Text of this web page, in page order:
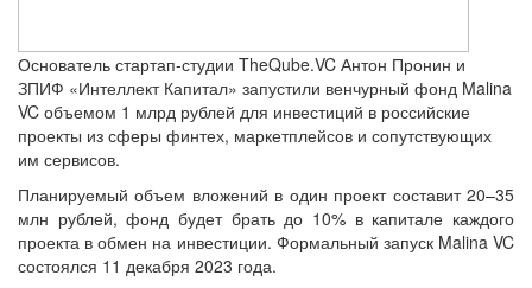
Основатель стартап-студии TheQube.VC Антон Пронин и
ЗПИФ «Интеллект Капитал» запустили венчурный фонд Malina
VC объемом 1 млрд рублей для инвестиций в российские
проекты из сферы финтех, маркетплейсов и сопутствующих
им сервисов.
Планируемый объем вложений в один проект составит 20–35
млн рублей, фонд будет брать до 10% в капитале каждого
проекта в обмен на инвестиции. Формальный запуск Malina VC
состоялся 11 декабря 2023 года.